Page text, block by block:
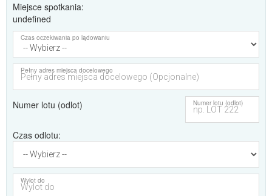
Miejsce spotkania
undefined
Czas oczekiwania po lądowaniu
Pełny adres miejsca docelowego
Numer lotu (odlot) Numer lotu (odlot)
Czas odlotu
Wylot do